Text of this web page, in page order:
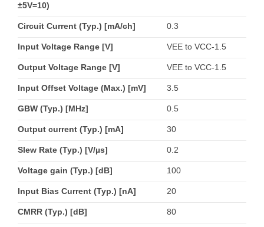
±5V=10)
Circuit Current (Typ.) [mA/ch] 0.3
Input Voltage Range [V] VEE to VCC-1.5
Output Voltage Range [V] VEE to VCC-1.5
Input Offset Voltage (Max.) [mV] 3.5
GBW (Typ.) [MHz] 0.5
Output current (Typ.) [mA] 30
Slew Rate (Typ.) [V/µs] 0.2
Voltage gain (Typ.) [dB] 100
Input Bias Current (Typ.) [nA] 20
CMRR (Typ.) [dB] 80